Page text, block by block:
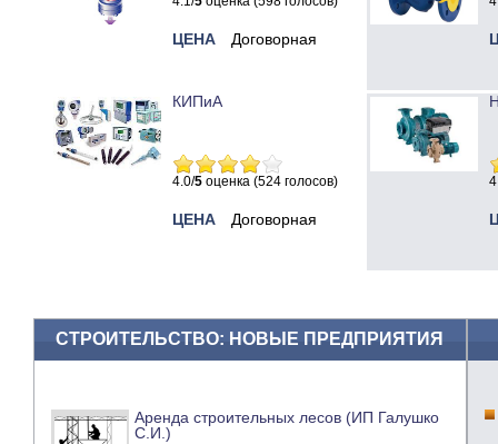
ЦЕНА Договорная
КИПиА
4.0/5 оценка (524 голосов)
ЦЕНА Договорная
СТРОИТЕЛЬСТВО: НОВЫЕ ПРЕДПРИЯТИЯ
Аренда строительных лесов (ИП Галушко
С.И.)